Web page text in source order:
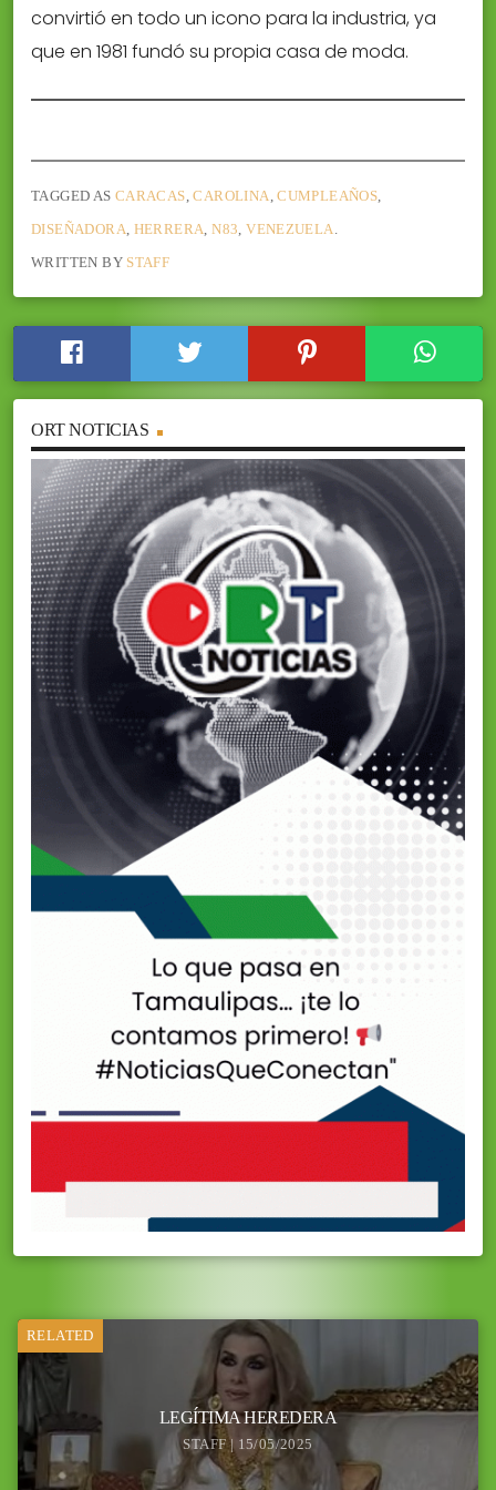
convirtió en todo un icono para la industria, ya
que en 1981 fundó su propia casa de moda.
TAGGED AS CARACAS ,CAROLINA ,CUMPLEAÑOS
DISEÑADORA HERRERA ,N83 ,VENEZUELA
WRITTEN BY STAFF
ORT NOTICIAS
RELATED
LEGÍTIMA HEREDERA
STAFF | 15/05/2025